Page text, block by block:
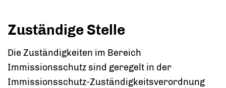
Zuständige Stelle
Die Zuständigkeiten im Bereich
Immissionsschutz sind geregelt in der
Immissionsschutz-Zuständigkeitsverordnung